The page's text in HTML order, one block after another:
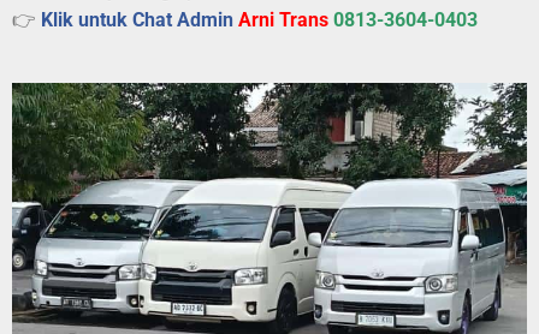
👉 Klik untuk Chat Admin Arni Trans 0813-3604-0403